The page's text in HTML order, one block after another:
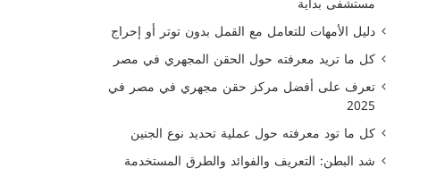
دليل الأمهات للتعامل مع القمل بدون توتر أو إحراج
كل ما تريد معرفته حول الحقن المجهري في مصر
تعرف على أفضل مركز حقن مجهري في مصر في
2025
كل ما تود معرفته حول عملية تحديد نوع الجنين
شد البطن: التعريف والفوائد والطرق المستخدمة